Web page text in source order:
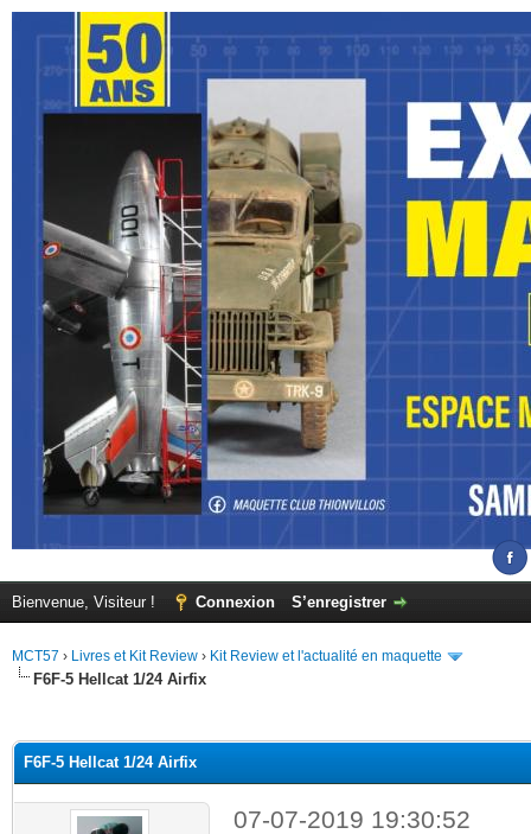
Bienvenue, Visiteur ! Connexion S’enregistrer
MCT57 › Livres et Kit Review › Kit Review et l'actualité en maquette
F6F-5 Hellcat 1/24 Airfix
F6F-5 Hellcat 1/24 Airfix
07-07-2019 19:30:52